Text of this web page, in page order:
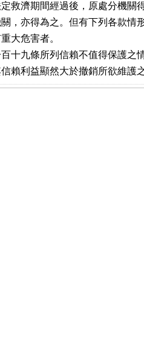
救濟期間經過後，原處分機關
，亦得為之。但有下列各款情
大危害者。
十九條所列信賴不值得保護之
信賴利益顯然大於撤銷所欲維護